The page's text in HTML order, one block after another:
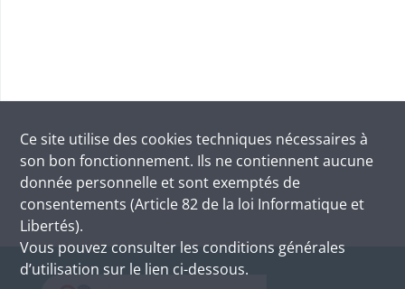
Ce site utilise des cookies techniques nécessaires à
son bon fonctionnement. Ils ne contiennent aucune
donnée personnelle et sont exemptés de
consentements (Article 82 de la loi Informatique et
Libertés).
Vous pouvez consulter les conditions générales
d’utilisation sur le lien ci-dessous.